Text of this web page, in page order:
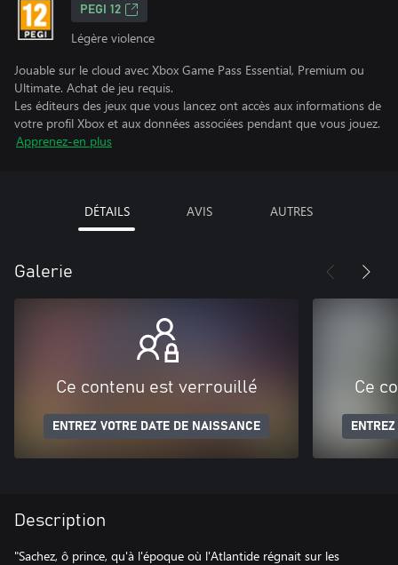
PEGI 12
Légère violence
Jouable sur le cloud avec Xbox Game Pass Essential, Premium ou
Ultimate. Achat de jeu requis.
Les éditeurs des jeux que vous lancez ont accès aux informations de
votre profil Xbox et aux données associées pendant que vous jouez.
Apprenez-en plus
DÉTAILS AVIS AUTRES
Galerie
Ce contenu est verrouillé
ENTREZ VOTRE DATE DE NAISSANCE
Ce
Description
"Sachez, ô prince, qu'à l'époque où l'Atlantide régnait sur les